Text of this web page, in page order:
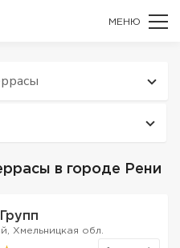
МЕНЮ
в городе Рени
Хмельницкая обл.